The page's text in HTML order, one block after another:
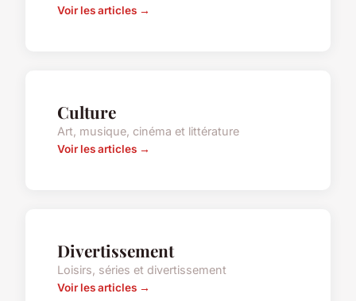
Voir les articles →
Culture
Art, musique, cinéma et littérature
Voir les articles →
Divertissement
Loisirs, séries et divertissement
Voir les articles →